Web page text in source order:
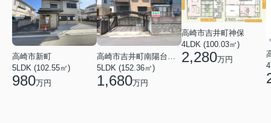
高崎市新町
5LDK (102.55㎡)
980万円
高崎市吉井町南陽台１丁目
5LDK (152.36㎡)
1,680万円
高崎市吉井町神保
4LDK (100.03㎡)
2,280万円